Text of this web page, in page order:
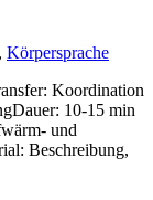
, Körpersprache
Koordination
10-15 min
und
Beschreibung,